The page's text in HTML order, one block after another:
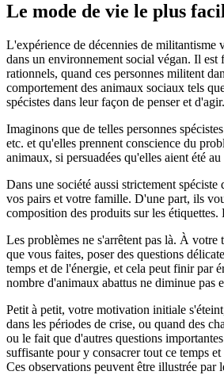
Le mode de vie le plus
L'expérience de décennies de militantisme
dans un environnement social végan. Il est
rationnels, quand ces personnes militent
comportement des animaux sociaux tels
spécistes dans leur façon de penser et
Imaginons que de telles personnes
etc. et qu'elles prennent conscience du
animaux, si persuadées qu'elles aient été
Dans une société aussi strictement
vos pairs et votre famille. D'une part, ils
composition des produits sur les
Les problèmes ne s'arrêtent pas là. À
que vous faites, poser des questions
temps et de l'énergie, et cela peut finir par
nombre d'animaux abattus ne diminue pas
Petit à petit, votre motivation initiale
dans les périodes de crise, ou quand des
ou le fait que d'autres questions
suffisante pour y consacrer tout ce temps et
Ces observations peuvent être illustrée par